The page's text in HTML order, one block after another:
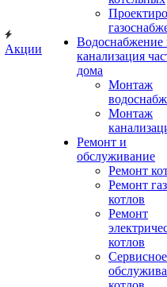
Акции
Водоснабжение
канализация
дома
Монтаж
Монтаж
Ремонт и
обслуживание
Ремонт
Ремонт
котлов
Ремонт
котлов
Сервисное